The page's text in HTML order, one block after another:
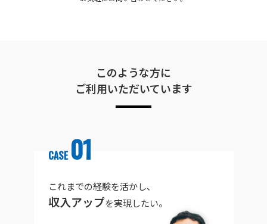
このような方に
ご利用いただいています
CASE 01
これまでの経験を活かし、
収入アップを実現したい。